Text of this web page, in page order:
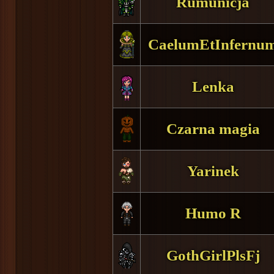
Lenka
Czarna magia
Yarinek
Humo R
GothGirlPlsFj